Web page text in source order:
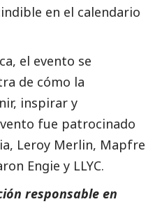
en el calendario
el evento se
de cómo la
inspirar y
fue patrocinado
Leroy Merlin, Mapfre
Engie y LLYC.
responsable en